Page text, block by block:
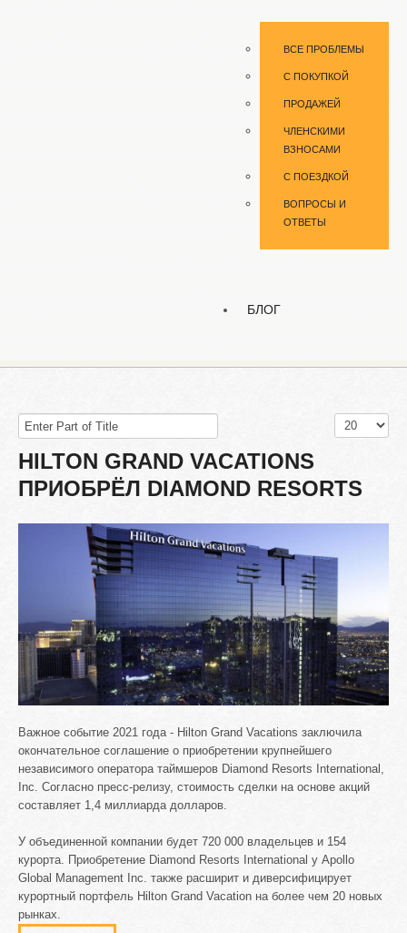
ВСЕ ПРОБЛЕМЫ
С ПОКУПКОЙ
ПРОДАЖЕЙ
ЧЛЕНСКИМИ
ВЗНОСАМИ
С ПОЕЗДКОЙ
ВОПРОСЫ И
ОТВЕТЫ
БЛОГ
Enter
Part
of
Display
#
HILTON GRAND VACATIONS
ПРИОБРЁЛ DIAMOND RESORTS
Важное событие 2021 года - Hilton Grand Vacations заключила
окончательное соглашение о приобретении крупнейшего
независимого оператора таймшеров Diamond Resorts International,
Inc. Согласно пресс-релизу, стоимость сделки на основе акций
составляет 1,4 миллиарда долларов.
У объединенной компании будет 720 000 владельцев и 154
курорта. Приобретение Diamond Resorts International у Apollo
Global Management Inc. также расширит и диверсифицирует
курортный портфель Hilton Grand Vacation на более чем 20 новых
рынках.